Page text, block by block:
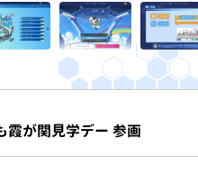
霞が関見学デー 参画